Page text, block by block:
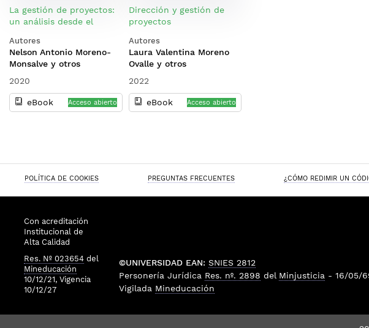
La gestión de proyectos:
un análisis desde el
sostenibilidad
Autores
Nelson Antonio Moreno-
Monsalve y otros
2020
eBook Acceso abierto
Dirección y gestión de
proyectos
Autores
Laura Valentina Moreno
Ovalle y otros
2022
eBook Acceso abierto
POLÍTICA DE COOKIES PREGUNTAS FRECUENTES ¿CÓMO REDIMIR UN
Con acreditación
Institucional de
Alta Calidad
Res. Nº 023654 del
Mineducación
10/12/21, Vigencia
10/12/27
©UNIVERSIDAD EAN: SNIES 2812
Personería Jurídica Res. nº. 2898 del Minjusticia - 16/05/
Vigilada Mineducación